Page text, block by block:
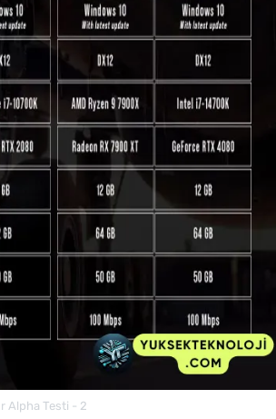
Alpha Testi - 2